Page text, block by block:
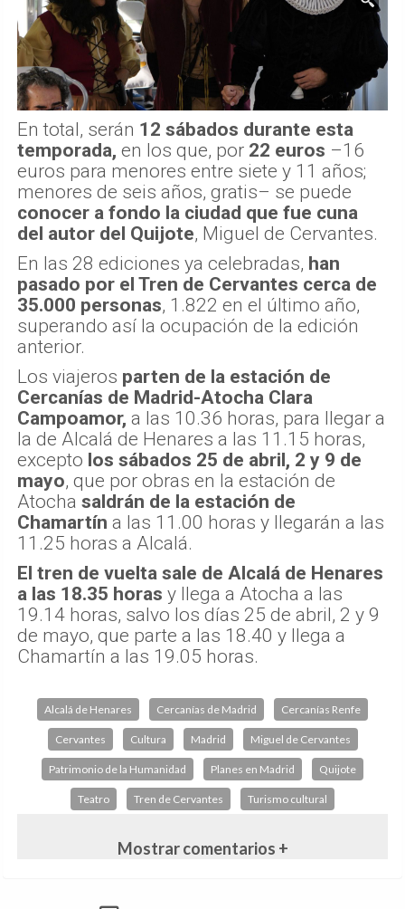
En total, serán 12 sábados durante esta
temporada, en los que, por 22 euros –16
euros para menores entre siete y 11 años;
menores de seis años, gratis– se puede
conocer a fondo la ciudad que fue cuna
del autor del Quijote, Miguel de Cervantes.
En las 28 ediciones ya celebradas, han
pasado por el Tren de Cervantes cerca de
35.000 personas, 1.822 en el último año,
superando así la ocupación de la edición
anterior.
Los viajeros parten de la estación de
Cercanías de Madrid-Atocha Clara
Campoamor, a las 10.36 horas, para llegar a
la de Alcalá de Henares a las 11.15 horas,
excepto los sábados 25 de abril, 2 y 9 de
mayo, que por obras en la estación de
Atocha saldrán de la estación de
Chamartín a las 11.00 horas y llegarán a las
11.25 horas a Alcalá.
El tren de vuelta sale de Alcalá de Henares
a las 18.35 horas y llega a Atocha a las
19.14 horas, salvo los días 25 de abril, 2 y 9
de mayo, que parte a las 18.40 y llega a
Chamartín a las 19.05 horas.
Alcalá de Henares Cercanías de Madrid Cercanías Renfe
Cervantes Cultura Madrid Miguel de Cervantes
Patrimonio de la Humanidad Planes en Madrid Quijote
Teatro Tren de Cervantes Turismo cultural
Mostrar comentarios +